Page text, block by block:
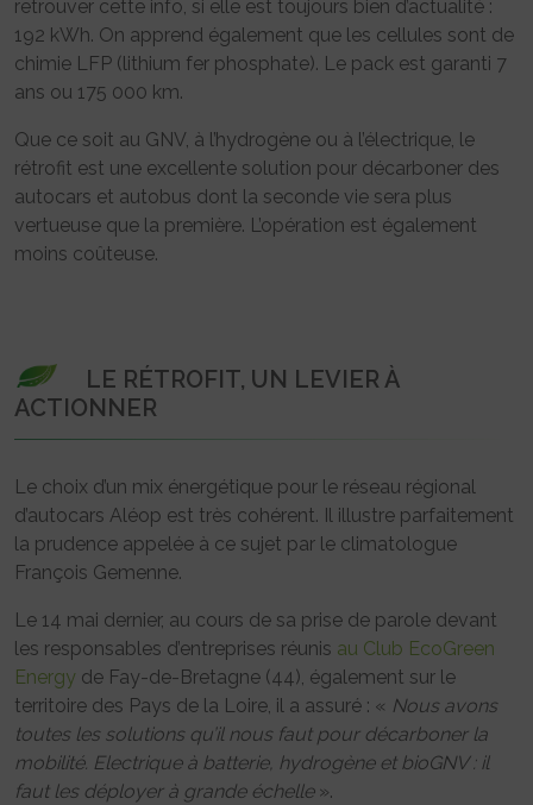
retrouver cette info, si elle est toujours bien d’actualité :
192 kWh. On apprend également que les cellules sont de
chimie LFP (lithium fer phosphate). Le pack est garanti 7
ans ou 175 000 km.
Que ce soit au GNV, à l’hydrogène ou à l’électrique, le
rétrofit est une excellente solution pour décarboner des
autocars et autobus dont la seconde vie sera plus
vertueuse que la première. L’opération est également
moins coûteuse.
LE RÉTROFIT, UN LEVIER À
ACTIONNER
Le choix d’un mix énergétique pour le réseau régional
d’autocars Aléop est très cohérent. Il illustre parfaitement
la prudence appelée à ce sujet par le climatologue
François Gemenne.
Le 14 mai dernier, au cours de sa prise de parole devant
les responsables d’entreprises réunis au Club EcoGreen
Energy de Fay-de-Bretagne (44), également sur le
territoire des Pays de la Loire, il a assuré : « Nous avons
toutes les solutions qu’il nous faut pour décarboner la
mobilité. Electrique à batterie, hydrogène et bioGNV : il
faut les déployer à grande échelle».